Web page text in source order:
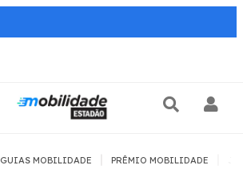
GUIAS MOBILIDADE PRÊMIO MOBILIDADE